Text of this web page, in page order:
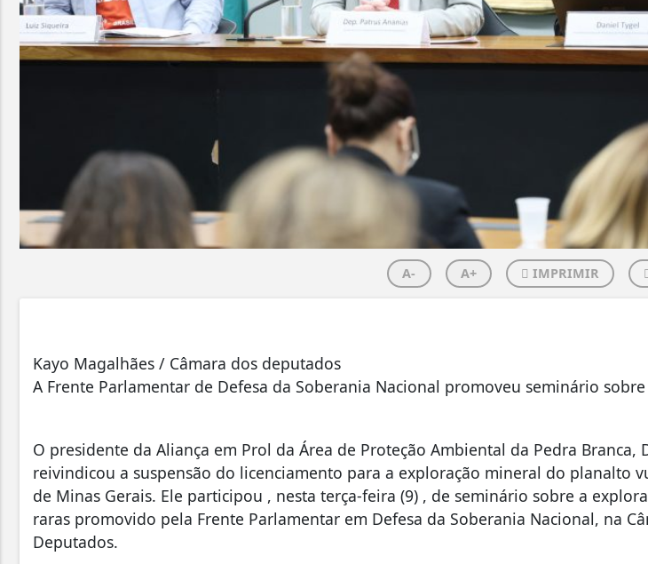
A- A+ IMPRIMIR
Kayo Magalhães / Câmara dos deputados
A Frente Parlamentar de Defesa da Soberania Nacional promoveu seminário
O presidente da Aliança em Prol da Área de Proteção Ambiental da Pedra Branca,
reivindicou a suspensão do licenciamento para a exploração mineral do planalto
de Minas Gerais. Ele participou , nesta terça-feira (9) , de seminário sobre a
raras promovido pela Frente Parlamentar em Defesa da Soberania Nacional, na
Deputados.